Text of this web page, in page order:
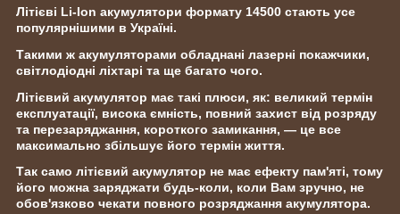
Літієві Li-Ion акумулятори формату 14500 стають усе
популярнішими в Україні.
Такими ж акумуляторами обладнані лазерні покажчики,
світлодіодні ліхтарі та ще багато чого.
Літієвий акумулятор має такі плюси, як: великий термін
експлуатації, висока ємність, повний захист від розряду
та перезаряджання, короткого замикання, — це все
максимально збільшує його термін життя.
Так само літієвий акумулятор не має ефекту пам'яті, тому
його можна заряджати будь-коли, коли Вам зручно, не
обов'язково чекати повного розряджання акумулятора.